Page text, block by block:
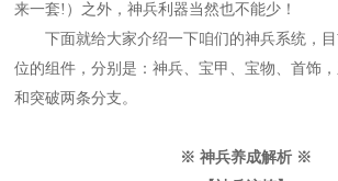
来一套!）之外，神兵利器当然也不能少！
下面就给大家介绍一下咱们的神兵系统，
位的组件，分别是：神兵、宝甲、宝物、首饰
和突破两条分支。
※ 神兵养成解析 ※